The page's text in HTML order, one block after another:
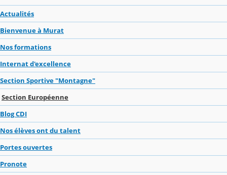
Actualités
Bienvenue à Murat
Nos formations
Internat d'excellence
Section Sportive "Montagne"
Section Européenne
Blog CDI
Nos élèves ont du talent
Portes ouvertes
Pronote